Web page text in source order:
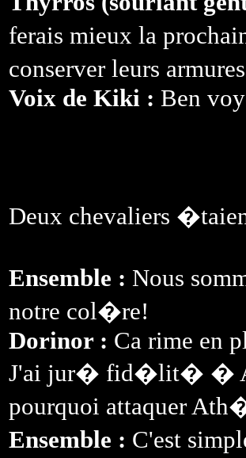
ferais mieux la
conserver leurs
Voix de Kiki : Ben
Deux chevaliers
Ensemble : Nous
notre col�re!
Dorinor : Ca rime en
J'ai jur� fid�lit� �
pourquoi attaquer
Ensemble : C'est